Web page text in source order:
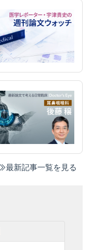
最新記事一覧を見る